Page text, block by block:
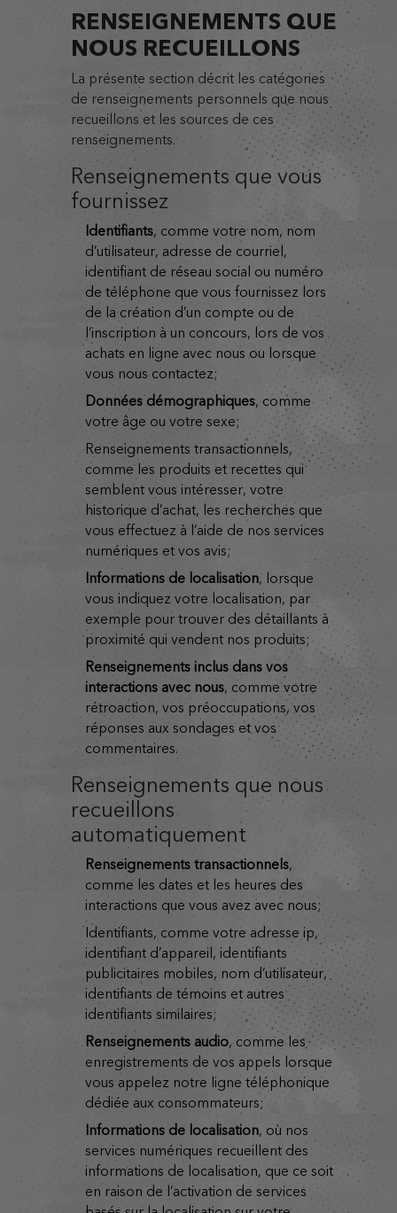
RENSEIGNEMENTS QUE
NOUS RECUEILLONS
La présente section décrit les catégories
de renseignements personnels que nous
recueillons et les sources de ces
renseignements.
Renseignements que vous
fournissez
identifiants, comme votre nom, nom
d’utilisateur, adresse de courriel,
identifiant de réseau social ou numéro
de téléphone que vous fournissez lors
de la création d’un compte ou de
l’inscription à un concours, lors de vos
achats en ligne avec nous ou lorsque
vous nous contactez;
données démographiques, comme
votre âge ou votre sexe;
renseignements transactionnels,
comme les produits et recettes qui
semblent vous intéresser, votre
historique d’achat, les recherches que
vous effectuez à l’aide de nos services
numériques et vos avis;
informations de localisation, lorsque
vous indiquez votre localisation, par
exemple pour trouver des détaillants à
proximité qui vendent nos produits;
renseignements inclus dans vos
interactions avec nous, comme votre
rétroaction, vos préoccupations, vos
réponses aux sondages et vos
commentaires.
Renseignements que nous
recueillons
automatiquement
renseignements transactionnels,
comme les dates et les heures des
interactions que vous avez avec nous;
identifiants, comme votre adresse ip,
identifiant d’appareil, identifiants
publicitaires mobiles, nom d’utilisateur,
identifiants de témoins et autres
identifiants similaires;
renseignements audio, comme les
enregistrements de vos appels lorsque
vous appelez notre ligne téléphonique
dédiée aux consommateurs;
informations de localisation, où nos
services numériques recueillent des
informations de localisation, que ce soit
en raison de l’activation de services